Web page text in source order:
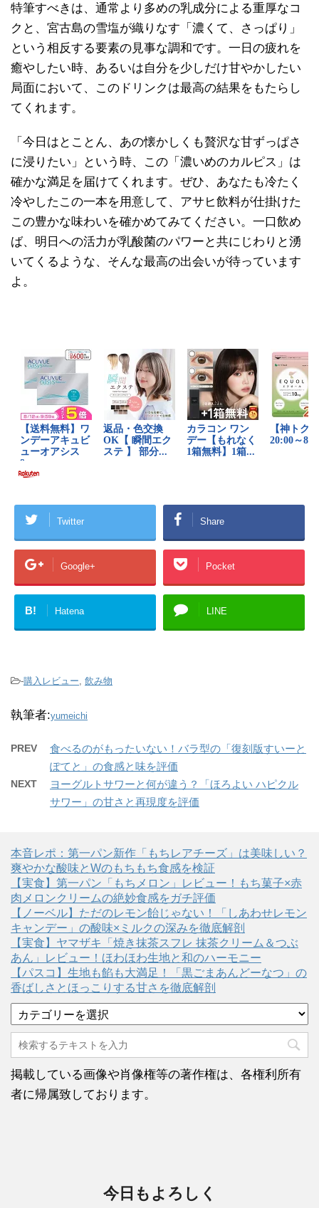
特筆すべきは、通常より多めの乳成分による重厚なコ
クと、宮古島の雪塩が織りなす「濃くて、さっぱり」
という相反する要素の見事な調和です。一日の疲れを
癒やしたい時、あるいは自分を少しだけ甘やかしたい
局面において、このドリンクは最高の結果をもたらし
てくれます。
「今日はとことん、あの懐かしくも贅沢な甘ずっぱさ
に浸りたい」という時、この「濃いめのカルピス」は
確かな満足を届けてくれます。ぜひ、あなたも冷たく
冷やしたこの一本を用意して、アサヒ飲料が仕掛けた
この豊かな味わいを確かめてみてください。一口飲め
ば、明日への活力が乳酸菌のパワーと共にじわりと湧
いてくるような、そんな最高の出会いが待っています
よ。
Twitter Share
Google+ Pocket
B! Hatena LINE
-購入レビュー 飲み物
執筆者:yumeichi
PREV
食べるのがもったいない！バラ型の「復刻版すいーと
ぽてと」の食感と味を評価
NEXT
ヨーグルトサワーと何が違う？「ほろよい ハピクル
サワー」の甘さと再現度を評価
本音レポ：第一パン新作「もちレアチーズ」は美味しい？
爽やかな酸味とWのもちもち食感を検証
【実食】第一パン「もちメロン」レビュー！もち菓子×赤
肉メロンクリームの絶妙食感をガチ評価
【ノーベル】ただのレモン飴じゃない！「しあわせレモン
キャンデー」の酸味×ミルクの深みを徹底解剖
【実食】ヤマザキ「焼き抹茶スフレ 抹茶クリーム＆つぶ
あん」レビュー！ほわほわ生地と和のハーモニー
【パスコ】生地も餡も大満足！「黒ごまあんどーなつ」の
香ばしさとほっこりする甘さを徹底解剖
テ
ゴ
リ
ー
掲載している画像や肖像権等の著作権は、各権利所有
者に帰属致しております。
今日もよろしく